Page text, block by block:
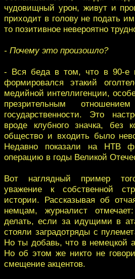
чудовищный урон, живут и
приходит в голову не подать
то позитивное невероятно
- Почему это произошло?
- Вся беда в том, что в 90-е
формировался этакий
медийной интеллигенции,
презрительным
государственности. Это
вроде клубного значка, без
общество и входить было
Недавно показали на НТВ
операцию в годы Великой
Вот наглядный пример
уважение к собственной
истории. Рассказывая об
немцам, журналист
делать, если за идущими в
стояли заградотряды с
Но ты добавь, что в немецкой
Но об этом же никто не
смещение акцентов.